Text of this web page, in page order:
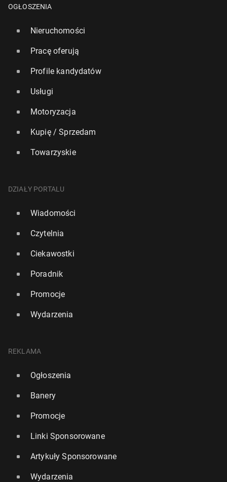
OGŁOSZENIA
Nieruchomości
Pracę oferują
Profile kandydatów
Usługi
Motoryzacja
Kupię / Sprzedam
Towarzyskie
DZIAŁY PORTALU
Wiadomości
Czytelnia
Ciekawostki
Poradnik
Promocje
Wydarzenia
REKLAMA
Ogłoszenia
Banery
Promocje
Linki Sponsorowane
Artykuły Sponsorowane
Wydarzenia